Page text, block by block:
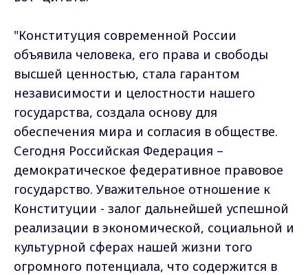
"Конституция современной России
объявила человека, его права и свободы
высшей ценностью, стала гарантом
независимости и целостности нашего
государства, создала основу для
обеспечения мира и согласия в обществе.
Сегодня Российская Федерация –
демократическое федеративное правовое
государство. Уважительное отношение к
Конституции - залог дальнейшей успешной
реализации в экономической, социальной и
культурной сферах нашей жизни того
огромного потенциала, что содержится в